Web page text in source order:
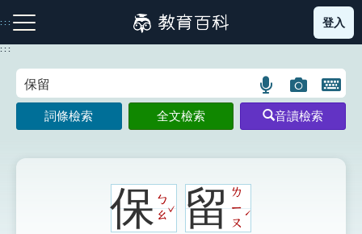
到
主
:::
注音索引圖示 筆畫索引圖示 部首索引表圖示
登入
:::
語
言
搜
圖
片
搜
開
鍵
圖
詞條檢索 全文檢索 音讀檢索
保ㄅ
ㄠ
ˇ留ㄌ
ㄧ
ㄡ
ˊ